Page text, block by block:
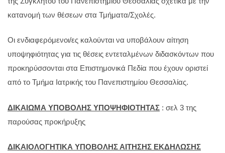
κατανομή των θέσεων στα Τμήματα/Σχολές.
Οι ενδιαφερόμενοι/ες καλούνται να υποβάλουν αίτηση
υποψηφιότητας για τις θέσεις εντεταλμένων διδασκόντων που
προκηρύσσονται στα Επιστημονικά Πεδία που έχουν οριστεί
από το Τμήμα Ιατρικής του Πανεπιστημίου Θεσσαλίας.
ΔΙΚΑΙΩΜΑ ΥΠΟΒΟΛΗΣ ΥΠΟΨΗΦΙΟΤΗΤΑΣ : σελ 3 της
παρούσας προκήρυξης
ΔΙΚΑΙΟΛΟΓΗΤΙΚΑ ΥΠΟΒΟΛΗΣ ΑΙΤΗΣΗΣ ΕΚΔΗΛΩΣΗΣ